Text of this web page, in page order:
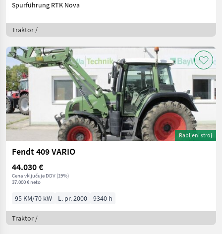
Spurführung RTK Nova
Traktor /
Rabljeni stroj
Fendt 409 VARIO
44.030 €
Cena vključuje DDV (19%)
37.000 € neto
95 KM/70 kW L. pr. 2000 9340 h
Traktor /